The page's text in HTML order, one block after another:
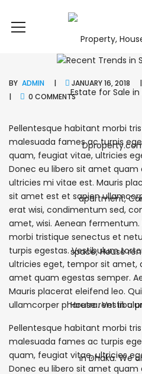
BY ADMIN JANUARY 16, 2018
0 COMMENTS
Pellentesque habitant morbi
malesuada fames ac turpis
quam, feugiat vitae, ultricies
Donec eu libero sit amet quam
ultricies mi vitae est. Mauris
sit amet est et sapien
erat wisi, condimentum sed,
amet, wisi. Aenean
morbi tristique senectus et
turpis egestas. Vestibulum
ultricies eget, tempor sit amet,
amet quam egestas semper.
Mauris placerat eleifend leo.
ullamcorper pharetra.
Pellentesque habitant morbi
malesuada fames ac turpis
quam, feugiat vitae, ultricies
Donec eu libero sit amet quam